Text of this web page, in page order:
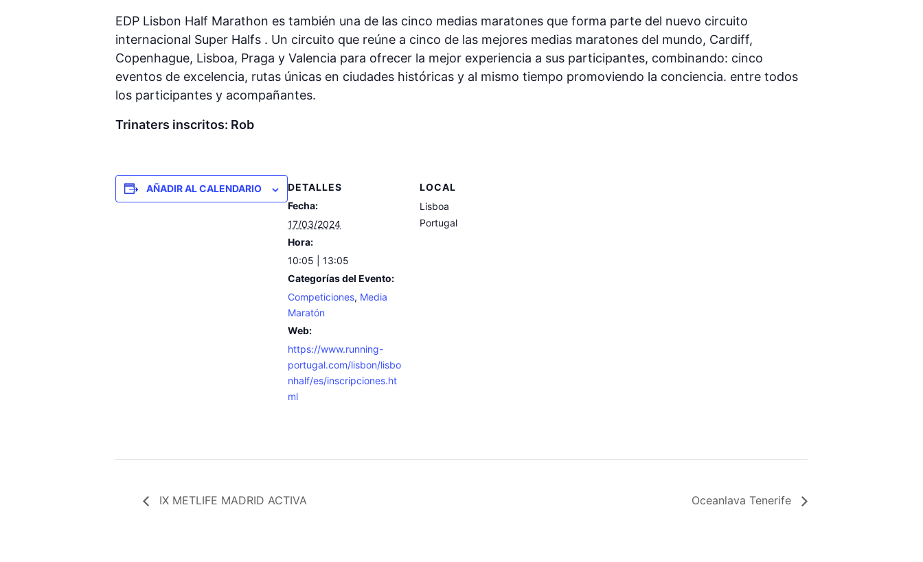
EDP Lisbon Half Marathon es también una de las cinco medias maratones que forma parte del nuevo circuito
internacional Super Halfs . Un circuito que reúne a cinco de las mejores medias maratones del mundo, Cardiff,
Copenhague, Lisboa, Praga y Valencia para ofrecer la mejor experiencia a sus participantes, combinando: cinco
eventos de excelencia, rutas únicas en ciudades históricas y al mismo tiempo promoviendo la conciencia. entre todos
los participantes y acompañantes.
Trinaters inscritos: Rob
AÑADIR AL CALENDARIO
DETALLES
Fecha:
17/03/2024
Hora:
10:05 | 13:05
Categorías del Evento:
Competiciones, Media
Maratón
Web:
https://www.running-
portugal.com/lisbon/lisbo
nhalf/es/inscripciones.ht
ml
LOCAL
Lisboa
Portugal
IX METLIFE MADRID ACTIVA Oceanlava Tenerife